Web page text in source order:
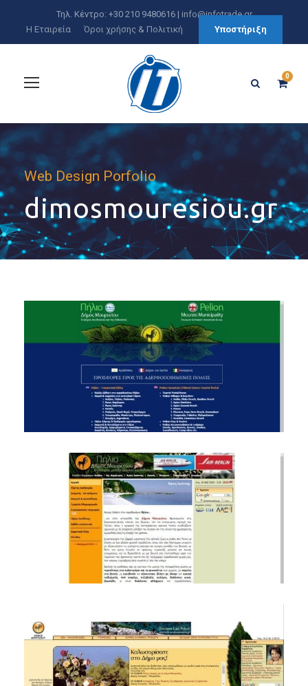
Τηλ. Κέντρο: +30 210 9480616 | info@infotrade.gr
Η Εταιρεία
Όροι χρήσης & Πολιτική Υποστήριξη
0
Web Design Porfolio
dimosmouresiou.gr